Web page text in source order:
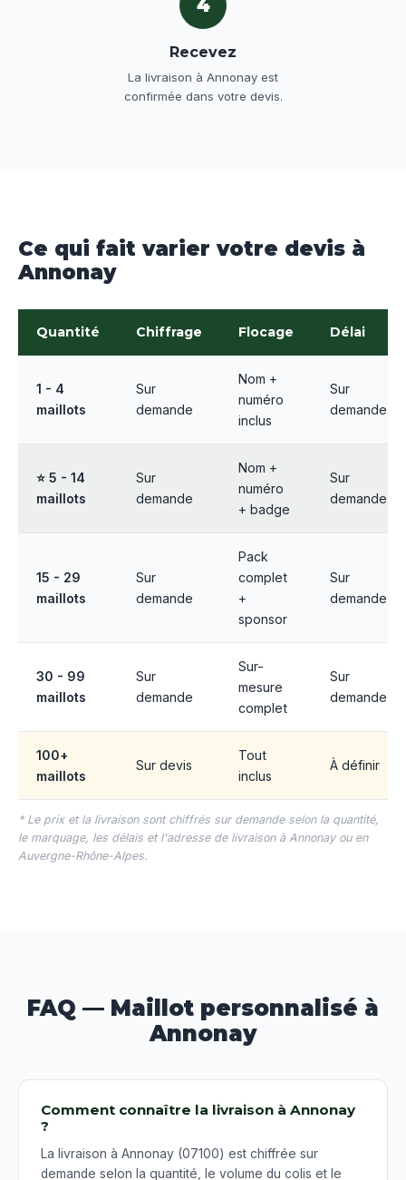
4
Recevez
La livraison à Annonay est
confirmée dans votre devis.
Ce qui fait varier votre devis à
Annonay
Quantité Chiffrage Flocage Délai
1 - 4
maillots
Sur
demande
Nom +
numéro
inclus
Sur
demande
⭐ 5 - 14
maillots
Sur
demande
Nom +
numéro
+ badge
Sur
demande
15 - 29
maillots
Sur
demande
Pack
complet
+
sponsor
Sur
demande
30 - 99
maillots
Sur
demande
Sur-
mesure
complet
Sur
demande
100+
maillots
Sur devis
Tout
inclus
À définir
* Le prix et la livraison sont chiffrés sur demande selon la quantité,
le marquage, les délais et l'adresse de livraison à Annonay ou en
Auvergne-Rhône-Alpes.
FAQ — Maillot personnalisé à
Annonay
Comment connaître la livraison à Annonay
?
La livraison à Annonay (07100) est chiffrée sur
demande selon la quantité, le volume du colis et le